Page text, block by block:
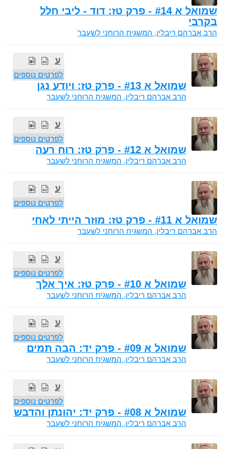
שמואל א #14 - פרק טז: דוד - ליבי חלל
בקרבי
הרב אברהם ריבלין, המשגיח הרוחני לשעבר
ע
לפרטים נוספים
שמואל א #13 - פרק טז: ויודע נגן
הרב אברהם ריבלין, המשגיח הרוחני לשעבר
ע
לפרטים נוספים
שמואל א #12 - פרק טז: רוח רעה
הרב אברהם ריבלין, המשגיח הרוחני לשעבר
ע
לפרטים נוספים
שמואל א #11 - פרק טז: מוזר הייתי לאחי
הרב אברהם ריבלין, המשגיח הרוחני לשעבר
ע
לפרטים נוספים
שמואל א #10 - פרק טז: איך אלך
הרב אברהם ריבלין, המשגיח הרוחני לשעבר
ע
לפרטים נוספים
שמואל א #09 - פרק יד: הבה תמים
הרב אברהם ריבלין, המשגיח הרוחני לשעבר
ע
לפרטים נוספים
שמואל א #08 - פרק יד: יהונתן והדבש
הרב אברהם ריבלין, המשגיח הרוחני לשעבר